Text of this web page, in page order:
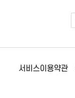
서비스이용약관